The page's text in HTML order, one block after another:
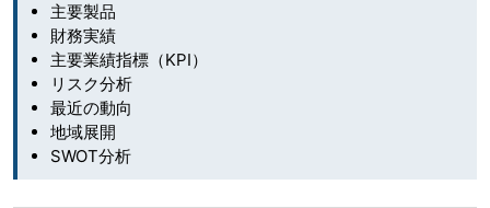
主要製品
財務実績
主要業績指標（KPI）
リスク分析
最近の動向
地域展開
SWOT分析